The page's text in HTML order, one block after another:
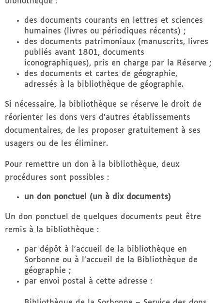
des documents courants en lettres et sciences
humaines (livres ou périodiques récents) ;
des documents patrimoniaux (manuscrits, livres
publiés avant 1801, documents
iconographiques), pris en charge par la Réserve ;
des documents et cartes de géographie,
adressés à la bibliothèque de géographie.
Si nécessaire, la bibliothèque se réserve le droit de
réorienter les dons vers d’autres établissements
documentaires, de les proposer gratuitement à ses
usagers ou de les éliminer.
Pour remettre un don à la bibliothèque, deux
procédures sont possibles :
un don ponctuel (un à dix documents)
Un don ponctuel de quelques documents peut être
remis à la bibliothèque :
par dépôt à l’accueil de la bibliothèque en
Sorbonne ou à l’accueil de la Bibliothèque de
géographie ;
par envoi postal à cette adresse :